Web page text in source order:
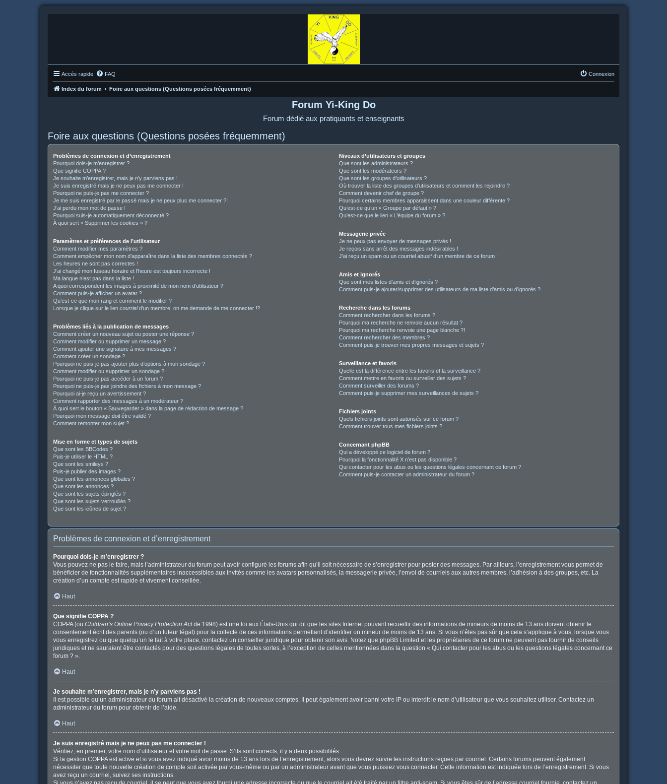
Accès rapide FAQ Connexion
Index du forum Foire aux questions (Questions posées fréquemment)
Forum Yi-King Do
Forum dédié aux pratiquants et enseignants
Foire aux questions (Questions posées fréquemment)
Problèmes de connexion et d’enregistrement
Pourquoi dois-je m’enregistrer ?
Que signifie COPPA ?
Je souhaite m’enregistrer, mais je n’y parviens pas !
Je suis enregistré mais je ne peux pas me connecter !
Pourquoi ne puis-je pas me connecter ?
Je me suis enregistré par le passé mais je ne peux plus me connecter ?!
J’ai perdu mon mot de passe !
Pourquoi suis-je automatiquement déconnecté ?
À quoi sert « Supprimer les cookies » ?
Paramètres et préférences de l’utilisateur
Comment modifier mes paramètres ?
Comment empêcher mon nom d’apparaître dans la liste des membres connectés ?
Les heures ne sont pas correctes !
J’ai changé mon fuseau horaire et l’heure est toujours incorrecte !
Ma langue n’est pas dans la liste !
A quoi correspondent les images à proximité de mon nom d’utilisateur ?
Comment puis-je afficher un avatar ?
Qu’est-ce que mon rang et comment le modifier ?
Lorsque je clique sur le lien courrield’un membre, on me demande de me connecter !?
Problèmes liés à la publication de messages
Comment créer un nouveau sujet ou poster une réponse ?
Comment modifier ou supprimer un message ?
Comment ajouter une signature à mes messages ?
Comment créer un sondage ?
Pourquoi ne puis-je pas ajouter plus d’options à mon sondage ?
Comment modifier ou supprimer un sondage ?
Pourquoi ne puis-je pas accéder à un forum ?
Pourquoi ne puis-je pas joindre des fichiers à mon message ?
Pourquoi ai-je reçu un avertissement ?
Comment rapporter des messages à un modérateur ?
À quoi sert le bouton « Sauvegarder » dans la page de rédaction de message ?
Pourquoi mon message doit être validé ?
Comment remonter mon sujet ?
Mise en forme et types de sujets
Que sont les BBCodes ?
Puis-je utiliser le HTML ?
Que sont les smileys ?
Puis-je publier des images ?
Que sont les annonces globales ?
Que sont les annonces ?
Que sont les sujets épinglés ?
Que sont les sujets verrouillés ?
Que sont les icônes de sujet ?
Niveaux d’utilisateurs et groupes
Que sont les administrateurs ?
Que sont les modérateurs ?
Que sont les groupes d’utilisateurs ?
Où trouver la liste des groupes d’utilisateurs et comment les rejoindre ?
Comment devenir chef de groupe ?
Pourquoi certains membres apparaissent dans une couleur différente ?
Qu’est-ce qu’un « Groupe par défaut » ?
Qu’est-ce que le lien « L’équipe du forum » ?
Messagerie privée
Je ne peux pas envoyer de messages privés !
Je reçois sans arrêt des messages indésirables !
J’ai reçu un spam ou un courriel abusif d’un membre de ce forum !
Amis et ignorés
Que sont mes listes d’amis et d’ignorés ?
Comment puis-je ajouter/supprimer des utilisateurs de ma liste d’amis ou d’ignorés ?
Recherche dans les forums
Comment rechercher dans les forums ?
Pourquoi ma recherche ne renvoie aucun résultat ?
Pourquoi ma recherche renvoie une page blanche ?!
Comment rechercher des membres ?
Comment puis-je trouver mes propres messages et sujets ?
Surveillance et favoris
Quelle est la différence entre les favoris et la surveillance ?
Comment mettre en favoris ou surveiller des sujets ?
Comment surveiller des forums ?
Comment puis-je supprimer mes surveillances de sujets ?
Fichiers joints
Quels fichiers joints sont autorisés sur ce forum ?
Comment trouver tous mes fichiers joints ?
Concernant phpBB
Qui a développé ce logiciel de forum ?
Pourquoi la fonctionnalité X n’est pas disponible ?
Qui contacter pour les abus ou les questions légales concernant ce forum ?
Comment puis-je contacter un administrateur du forum ?
Problèmes de connexion et d’enregistrement
Pourquoi dois-je m’enregistrer ?
Vous pouvez ne pas le faire, mais l’administrateur du forum peut avoir configuré les forums afin qu’il soit nécessaire de s’enregistrer pour poster des messages. Par ailleurs, l’enregistrement vous permet de
bénéficier de fonctionnalités supplémentaires inaccessibles aux invités comme les avatars personnalisés, la messagerie privée, l’envoi de courriels aux autres membres, l’adhésion à des groupes, etc. La
création d’un compte est rapide et vivement conseillée.
Haut
Que signifie COPPA ?
COPPA (ou Children’s Online Privacy Protection Actde 1998) est une loi aux États-Unis qui dit que les sites Internet pouvant recueillir des informations de mineurs de moins de 13 ans doivent obtenir le
consentement écrit des parents (ou d’un tuteur légal) pour la collecte de ces informations permettant d’identifier un mineur de moins de 13 ans. Si vous n’êtes pas sûr que cela s’applique à vous, lorsque vous
vous enregistrez ou que quelqu’un le fait à votre place, contactez un conseiller juridique pour obtenir son avis. Notez que phpBB Limited et les propriétaires de ce forum ne peuvent pas fournir de conseils
juridiques et ne sauraient être contactés pour des questions légales de toutes sortes, à l’exception de celles mentionnées dans la question « Qui contacter pour les abus ou les questions légales concernant ce
forum ? ».
Haut
Je souhaite m’enregistrer, mais je n’y parviens pas !
Il est possible qu’un administrateur du forum ait désactivé la création de nouveaux comptes. Il peut également avoir banni votre IP ou interdit le nom d’utilisateur que vous souhaitez utiliser. Contactez un
administrateur du forum pour obtenir de l’aide.
Haut
Je suis enregistré mais je ne peux pas me connecter !
Vérifiez, en premier, votre nom d’utilisateur et votre mot de passe. S’ils sont corrects, il y a deux possibilités :
Si la gestion COPPA est active et si vous avez indiqué avoir moins de 13 ans lors de l’enregistrement, alors vous devrez suivre les instructions reçues par courriel. Certains forums peuvent également
nécessiter que toute nouvelle création de compte soit activée par vous-même ou par un administrateur avant que vous puissiez vous connecter. Cette information est indiquée lors de l’enregistrement. Si vous
avez reçu un courriel, suivez ses instructions.